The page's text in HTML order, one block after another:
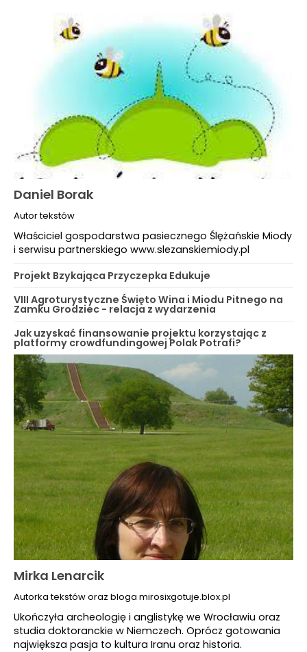
Daniel Borak
Autor tekstów
Właściciel gospodarstwa pasiecznego Ślężańskie Miody
i serwisu partnerskiego www.slezanskiemiody.pl
Projekt Bzykająca Przyczepka Edukuje
VIII Agroturystyczne Święto Wina i Miodu Pitnego na
Zamku Grodziec - relacja z wydarzenia
Jak uzyskać finansowanie projektu korzystając z
platformy crowdfundingowej Polak Potrafi?
Mirka Lenarcik
Autorka tekstów oraz bloga mirosixgotuje.blox.pl
Ukończyła archeologię i anglistykę we Wrocławiu oraz
studia doktoranckie w Niemczech. Oprócz gotowania
największa pasja to kultura Iranu oraz historia.